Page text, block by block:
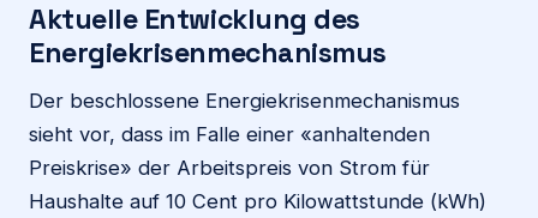
Aktuelle Entwicklung des
Energiekrisenmechanismus
Der beschlossene Energiekrisenmechanismus
sieht vor, dass im Falle einer «anhaltenden
Preiskrise» der Arbeitspreis von Strom für
Haushalte auf 10 Cent pro Kilowattstunde (kWh)